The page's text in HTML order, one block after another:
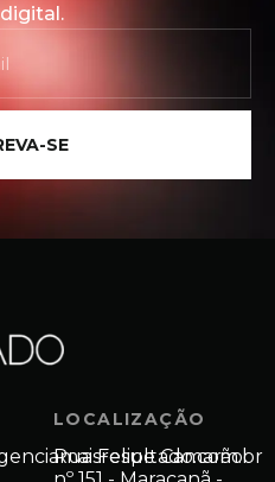
SE
LOCALIZAÇÃO
Rua Felipe Camarão